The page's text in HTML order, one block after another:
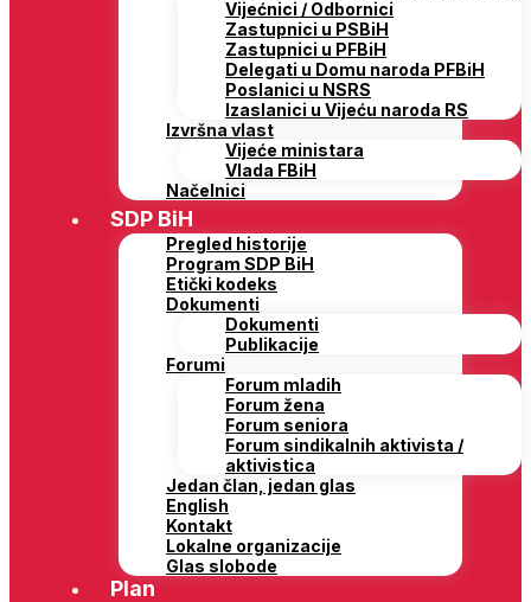
Vijećnici / Odbornici
Zastupnici u PSBiH
Zastupnici u PFBiH
Delegati u Domu naroda PFBiH
Poslanici u NSRS
Izaslanici u Vijeću naroda RS
Izvršna vlast
Vijeće ministara
Vlada FBiH
Načelnici
SDP BiH
Pregled historije
Program SDP BiH
Etički kodeks
Dokumenti
Dokumenti
Publikacije
Forumi
Forum mladih
Forum žena
Forum seniora
Forum sindikalnih aktivista /
aktivistica
Jedan član, jedan glas
English
Kontakt
Lokalne organizacije
Glas slobode
Plan